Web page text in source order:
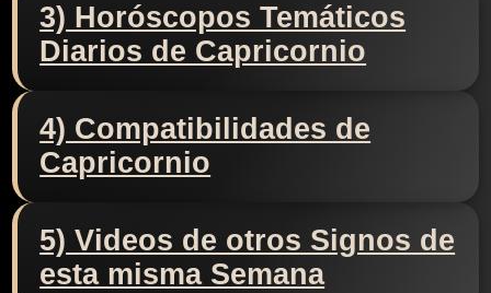
3) Horóscopos Temáticos
Diarios de Capricornio
4) Compatibilidades de
Capricornio
5) Videos de otros Signos de
esta misma Semana